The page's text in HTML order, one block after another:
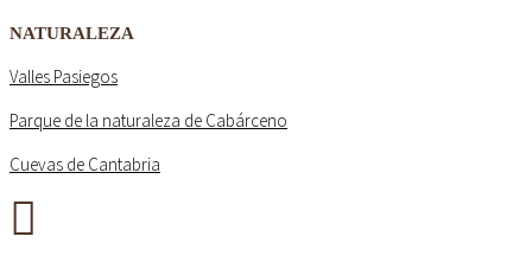
NATURALEZA
Valles Pasiegos
Parque de la naturaleza de Cabárceno
Cuevas de Cantabria